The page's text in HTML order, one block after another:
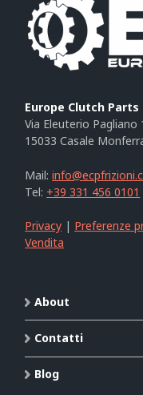
Europe Clutch Parts
Via Eleuterio Pagliano
15033 Casale
Mail:
Tel: +39 331 456 0101
Privacy | Preferenze
Vendita
About
Contatti
Blog